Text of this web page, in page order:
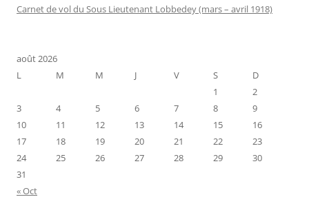
Carnet de vol du Sous Lieutenant Lobbedey (mars – avril 1918)
août 2026
L
M M J V S
D
1
2
3
4 5 6 7 8
9
10
11 12 13 14 15
16
17
18 19 20 21 22
23
24
25 26 27 28 29
30
31
« Oct